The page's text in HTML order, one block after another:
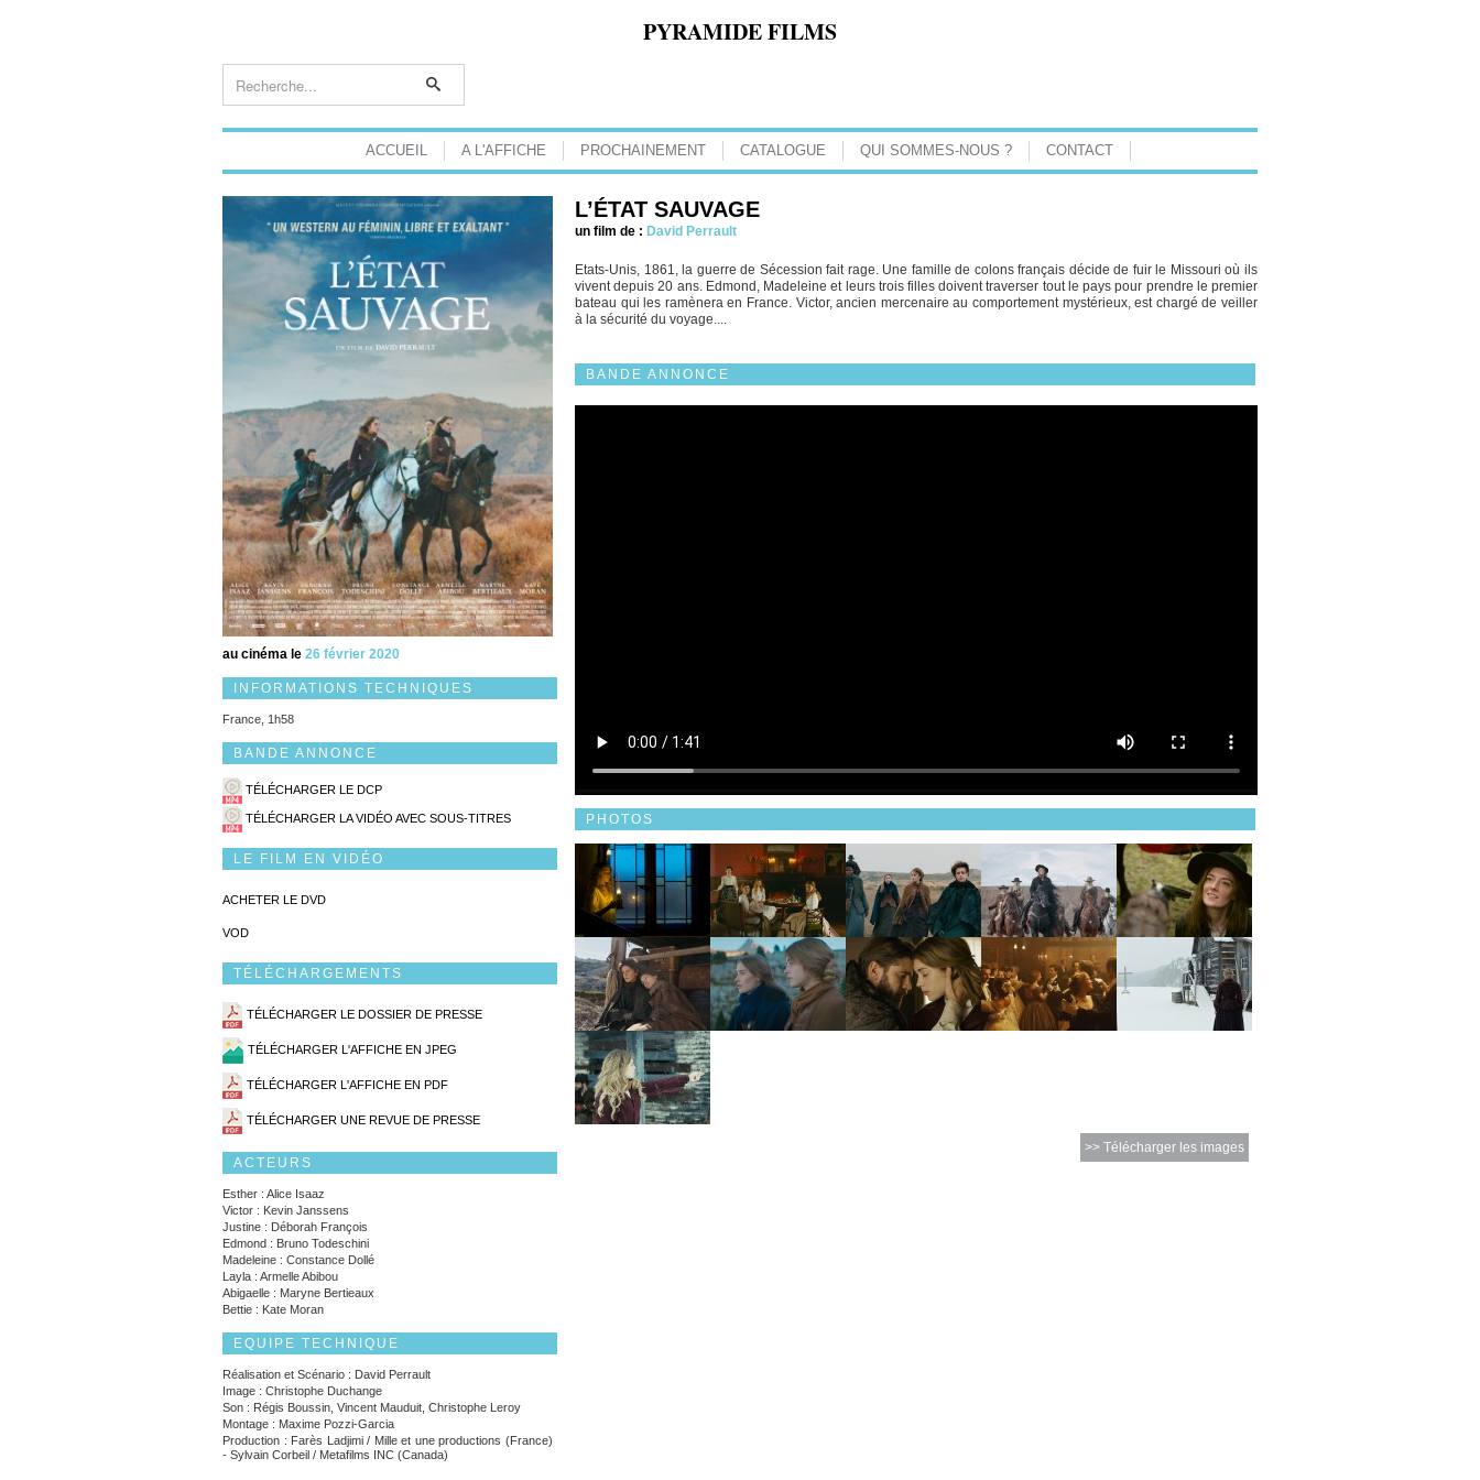
PYRAMIDE FILMS
ACCUEIL A L'AFFICHE PROCHAINEMENT CATALOGUE QUI SOMMES-NOUS ? CONTACT
au cinéma le 26 février 2020
INFORMATIONS TECHNIQUES
France, 1h58
BANDE ANNONCE
TÉLÉCHARGER LE DCP
TÉLÉCHARGER LA VIDÉO AVEC SOUS-TITRES
LE FILM EN VIDÉO
ACHETER LE DVD
VOD
TÉLÉCHARGEMENTS
TÉLÉCHARGER LE DOSSIER DE PRESSE
TÉLÉCHARGER L'AFFICHE EN JPEG
TÉLÉCHARGER L'AFFICHE EN PDF
TÉLÉCHARGER UNE REVUE DE PRESSE
ACTEURS
Esther : Alice Isaaz
Victor : Kevin Janssens
Justine : Déborah François
Edmond : Bruno Todeschini
Madeleine : Constance Dollé
Layla : Armelle Abibou
Abigaelle : Maryne Bertieaux
Bettie : Kate Moran
EQUIPE TECHNIQUE
Réalisation et Scénario : David Perrault
Image : Christophe Duchange
Son : Régis Boussin, Vincent Mauduit, Christophe Leroy
Montage : Maxime Pozzi-Garcia
Production : Farès Ladjimi / Mille et une productions (France)
- Sylvain Corbeil / Metafilms INC (Canada)
L’ÉTAT SAUVAGE
un film de : David Perrault
Etats-Unis, 1861, la guerre de Sécession fait rage. Une famille de colons français décide de fuir le Missouri où ils
vivent depuis 20 ans. Edmond, Madeleine et leurs trois filles doivent traverser tout le pays pour prendre le premier
bateau qui les ramènera en France. Victor, ancien mercenaire au comportement mystérieux, est chargé de veiller
à la sécurité du voyage....
BANDE ANNONCE
PHOTOS
>> Télécharger les images